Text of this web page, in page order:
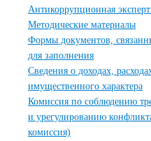
Антикоррупционная
Методические материалы
Формы документов,
для заполнения
Сведения о доходах,
имущественного характера
Комиссия по соблюдению
и урегулированию
комиссия)